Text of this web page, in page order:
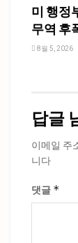
미 행정
무역 후
8월 5, 2026
답글
이메일 주
니다
댓글 *